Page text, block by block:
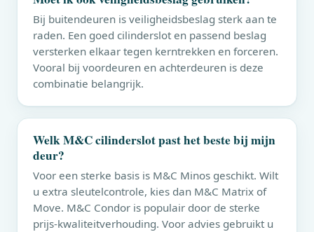
Bij buitendeuren is veiligheidsbeslag sterk aan te
raden. Een goed cilinderslot en passend beslag
versterken elkaar tegen kerntrekken en forceren.
Vooral bij voordeuren en achterdeuren is deze
combinatie belangrijk.
WelkM&Ccilinderslot past het beste bij mijn
deur?
Voor een sterke basis is M&C Minos geschikt. Wilt
u extra sleutelcontrole, kies dan M&C Matrix of
Move. M&C Condor is populair door de sterke
prijs-kwaliteitverhouding. Voor advies gebruikt u